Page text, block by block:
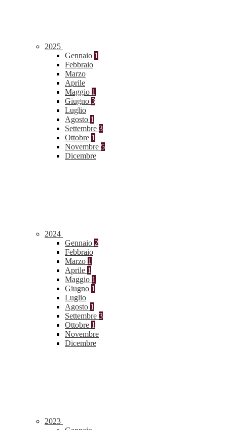
2025
Gennaio 1
Febbraio
Marzo
Aprile
Maggio 1
Giugno 3
Luglio
Agosto 1
Settembre 3
Ottobre 1
Novembre 5
Dicembre
2024
Gennaio 2
Febbraio
Marzo 1
Aprile 1
Maggio 1
Giugno 1
Luglio
Agosto 1
Settembre 3
Ottobre 1
Novembre
Dicembre
2023